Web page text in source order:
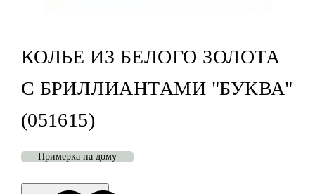
КОЛЬЕ ИЗ БЕЛОГО ЗОЛОТА
С БРИЛЛИАНТАМИ "БУКВА"
(051615)
Примерка на дому